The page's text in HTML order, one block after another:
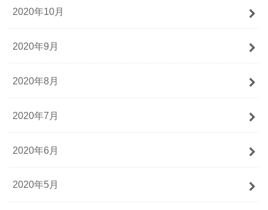
2020年10月
2020年9月
2020年8月
2020年7月
2020年6月
2020年5月